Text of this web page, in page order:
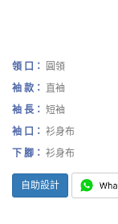
領 口：
圓領
袖 款：
直袖
袖 長： 短袖
袖 口： 衫身布
下 腳： 衫身布
自助設計